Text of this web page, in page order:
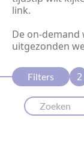
link.
De on-demand
uitgezonden
Filters 2